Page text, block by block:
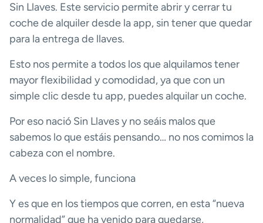
Sin Llaves. Este servicio permite abrir y cerrar tu
coche de alquiler desde la app, sin tener que quedar
para la entrega de llaves.
Esto nos permite a todos los que alquilamos tener
mayor flexibilidad y comodidad, ya que con un
simple clic desde tu app, puedes alquilar un coche.
Por eso nació Sin Llaves y no seáis malos que
sabemos lo que estáis pensando… no nos comimos la
cabeza con el nombre.
A veces lo simple, funciona
Y es que en los tiempos que corren, en esta “nueva
normalidad” que ha venido para quedarse,